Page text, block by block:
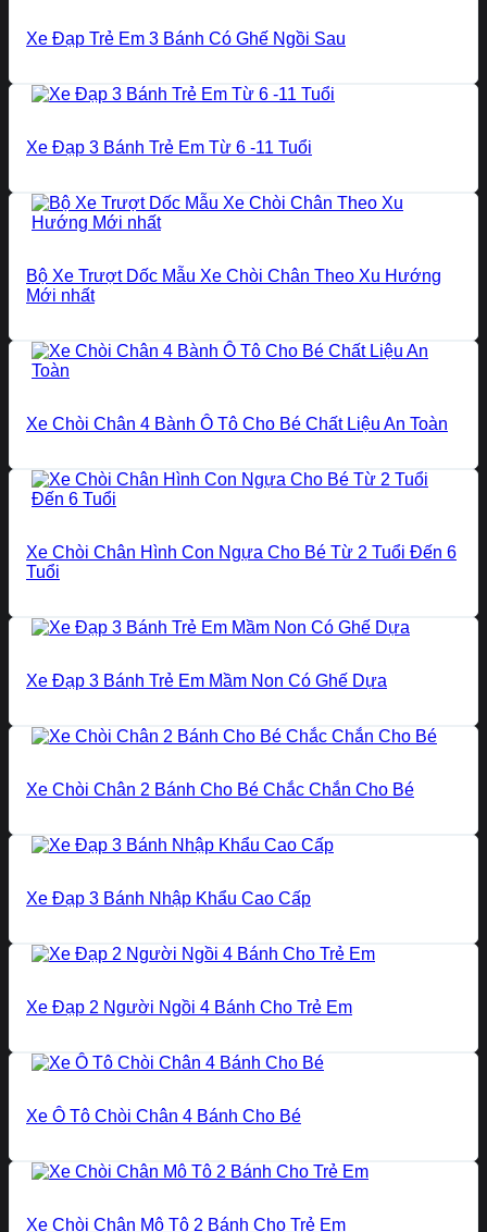
Xe Đạp Trẻ Em 3 Bánh Có Ghế Ngồi Sau
Xe Đạp 3 Bánh Trẻ Em Từ 6 -11 Tuổi
Bộ Xe Trượt Dốc Mẫu Xe Chòi Chân Theo Xu Hướng
Mới nhất
Xe Chòi Chân 4 Bành Ô Tô Cho Bé Chất Liệu An Toàn
Xe Chòi Chân Hình Con Ngựa Cho Bé Từ 2 Tuổi Đến 6
Tuổi
Xe Đạp 3 Bánh Trẻ Em Mầm Non Có Ghế Dựa
Xe Chòi Chân 2 Bánh Cho Bé Chắc Chắn Cho Bé
Xe Đạp 3 Bánh Nhập Khẩu Cao Cấp
Xe Đạp 2 Người Ngồi 4 Bánh Cho Trẻ Em
Xe Ô Tô Chòi Chân 4 Bánh Cho Bé
Xe Chòi Chân Mô Tô 2 Bánh Cho Trẻ Em